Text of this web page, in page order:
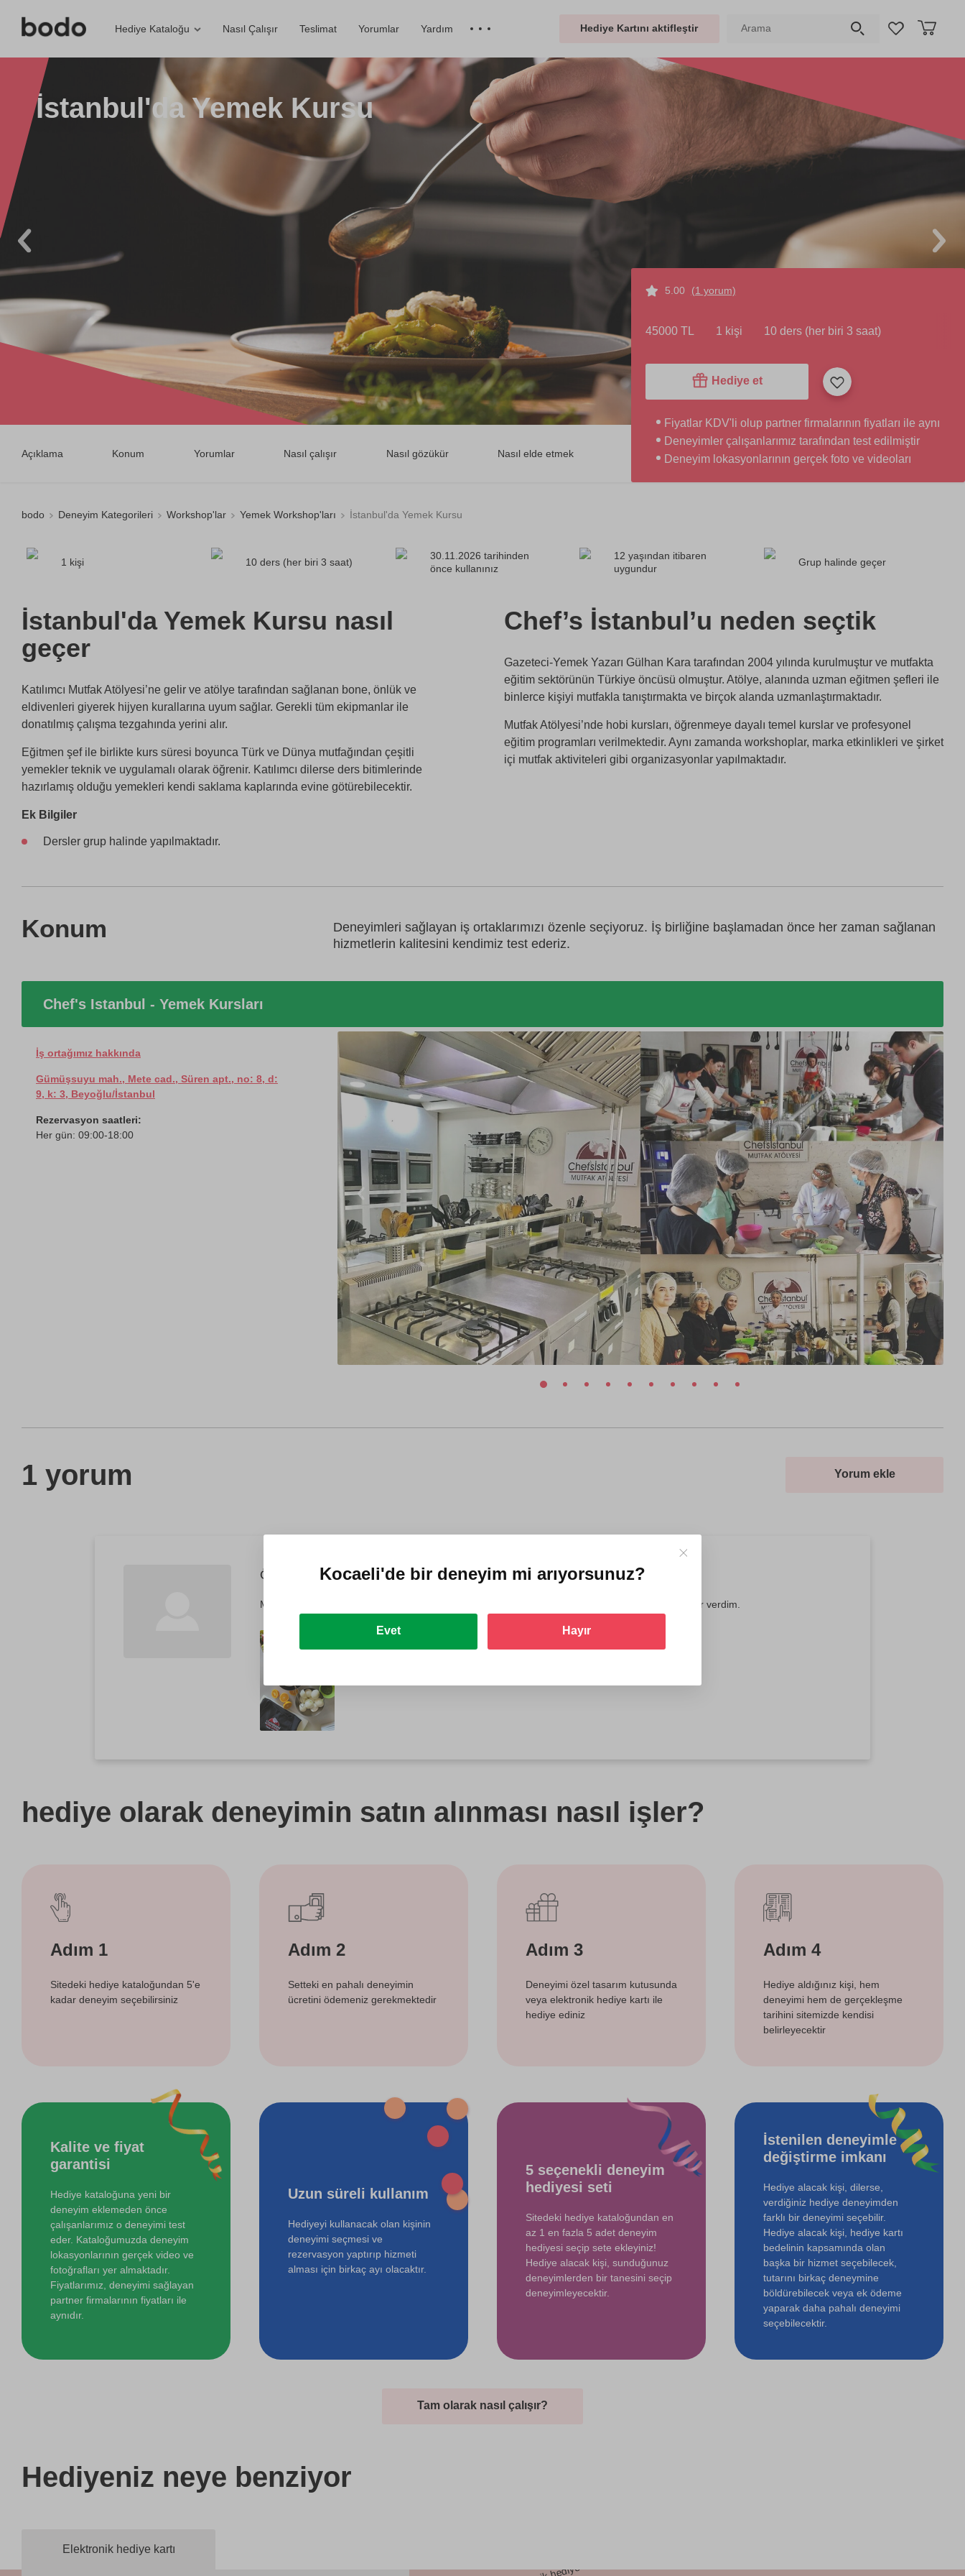
Hediye Kataloğu Nasıl Çalışır Teslimat Yorumlar Yardım Hediye Kartını aktifleştir
İstanbul'da Yemek Kursu
Açıklama Konum Yorumlar Nasıl çalışır Nasıl gözükür Nasıl elde etmek
5.00 (1 yorum)
45000 TL 1 kişi 10 ders (her biri 3 saat)
Hediye et
Fiyatlar KDV'li olup partner firmalarının fiyatları ile aynı
Deneyimler çalışanlarımız tarafından test edilmiştir
Deneyim lokasyonlarının gerçek foto ve videoları
bodo Deneyim Kategorileri Workshop'lar Yemek Workshop'ları İstanbul'da Yemek Kursu
1 kişi 10 ders (her biri 3 saat)
30.11.2026 tarihinden
önce kullanınız
12 yaşından itibaren
uygundur
Grup halinde geçer
İstanbul'da Yemek Kursu nasıl
geçer
Katılımcı Mutfak Atölyesi’ne gelir ve atölye tarafından sağlanan bone, önlük ve
eldivenleri giyerek hijyen kurallarına uyum sağlar. Gerekli tüm ekipmanlar ile
donatılmış çalışma tezgahında yerini alır.
Eğitmen şef ile birlikte kurs süresi boyunca Türk ve Dünya mutfağından çeşitli
yemekler teknik ve uygulamalı olarak öğrenir. Katılımcı dilerse ders bitimlerinde
hazırlamış olduğu yemekleri kendi saklama kaplarında evine götürebilecektir.
Ek Bilgiler
Dersler grup halinde yapılmaktadır.
Chef’s İstanbul’u neden seçtik
Gazeteci-Yemek Yazarı Gülhan Kara tarafından 2004 yılında kurulmuştur ve mutfakta
eğitim sektörünün Türkiye öncüsü olmuştur. Atölye, alanında uzman eğitmen şefleri ile
binlerce kişiyi mutfakla tanıştırmakta ve birçok alanda uzmanlaştırmaktadır.
Mutfak Atölyesi’nde hobi kursları, öğrenmeye dayalı temel kurslar ve profesyonel
eğitim programları verilmektedir. Aynı zamanda workshoplar, marka etkinlikleri ve şirket
içi mutfak aktiviteleri gibi organizasyonlar yapılmaktadır.
Konum
Deneyimleri sağlayan iş ortaklarımızı özenle seçiyoruz. İş birliğine başlamadan önce her zaman sağlanan
hizmetlerin kalitesini kendimiz test ederiz.
Chef's Istanbul - Yemek Kursları
İş ortağımız hakkında
Gümüşsuyu mah., Mete cad., Süren apt., no: 8, d:
9, k: 3, Beyoğlu/İstanbul
Rezervasyon saatleri:
Her gün: 09:00-18:00
1 yorum Yorum ekle
Özlem Demir 17 Haziran 2024
Muhteşemdi! Araştırmalarım sonucunda İstanbul'da gidebileceğim en iyi okul bura olduğuna karar verdim.
hediye olarak deneyimin satın alınması nasıl işler?
Adım 1
Sitedeki hediye kataloğundan 5'e
kadar deneyim seçebilirsiniz
Adım 2
Setteki en pahalı deneyimin
ücretini ödemeniz gerekmektedir
Adım 3
Deneyimi özel tasarım kutusunda
veya elektronik hediye kartı ile
hediye ediniz
Adım 4
Hediye aldığınız kişi, hem
deneyimi hem de gerçekleşme
tarihini sitemizde kendisi
belirleyecektir
Kalite ve fiyat
garantisi
Hediye kataloğuna yeni bir
deneyim eklemeden önce
çalışanlarımız o deneyimi test
eder. Kataloğumuzda deneyim
lokasyonlarının gerçek video ve
fotoğrafları yer almaktadır.
Fiyatlarımız, deneyimi sağlayan
partner firmalarının fiyatları ile
aynıdır.
Uzun süreli kullanım
Hediyeyi kullanacak olan kişinin
deneyimi seçmesi ve
rezervasyon yaptırıp hizmeti
alması için birkaç ayı olacaktır.
5 seçenekli deneyim
hediyesi seti
Sitedeki hediye kataloğundan en
az 1 en fazla 5 adet deneyim
hediyesi seçip sete ekleyiniz!
Hediye alacak kişi, sunduğunuz
deneyimlerden bir tanesini seçip
deneyimleyecektir.
İstenilen deneyimle
değiştirme imkanı
Hediye alacak kişi, dilerse,
verdiğiniz hediye deneyimden
farklı bir deneyimi seçebilir.
Hediye alacak kişi, hediye kartı
bedelinin kapsamında olan
başka bir hizmet seçebilecek,
tutarını birkaç deneymine
böldürebilecek veya ek ödeme
yaparak daha pahalı deneyimi
seçebilecektir.
Tam olarak nasıl çalışır?
Hediyeniz neye benziyor
Elektronik hediye kartı
Kocaeli'de bir deneyim mi arıyorsunuz?
Evet Hayır